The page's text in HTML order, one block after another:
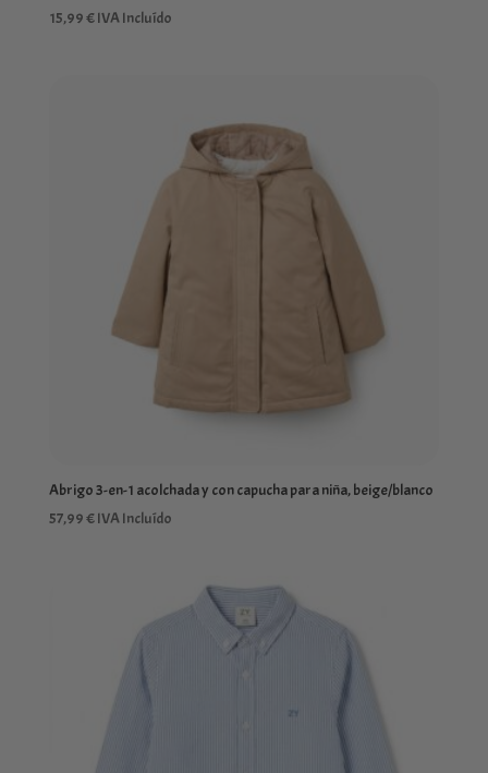
15,99€IVA Incluído
Abrigo 3-en-1 acolchada y con capucha para niña, beige/blanco
57,99€IVA Incluído